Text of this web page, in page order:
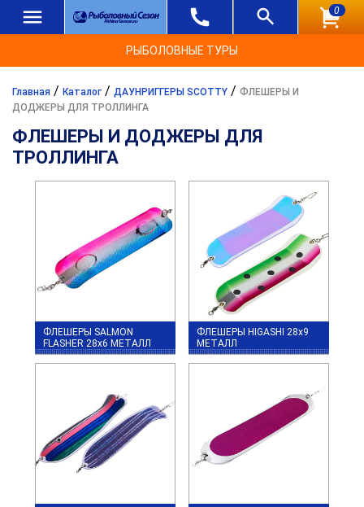
0
РЫБОЛОВНЫЕ ТУРЫ
Главная / Каталог / ДАУНРИГГЕРЫ SCOTTY / ФЛЕШЕРЫ И
ДОДЖЕРЫ ДЛЯ ТРОЛЛИНГА
ФЛЕШЕРЫ И ДОДЖЕРЫ ДЛЯ
ТРОЛЛИНГА
ФЛЕШЕРЫ SALMON
FLASHER 28х6 МЕТАЛЛ
ФЛЕШЕРЫ HIGASHI 28x9
МЕТАЛЛ